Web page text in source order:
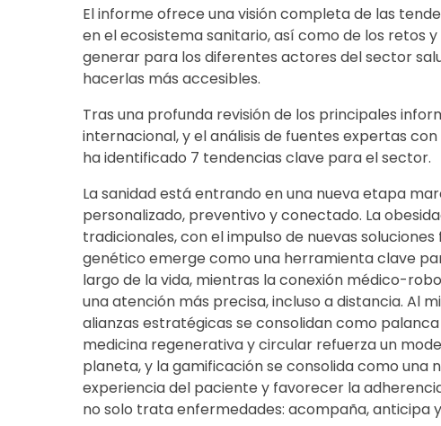
El informe ofrece una visión completa de las
en el ecosistema sanitario, así como de los retos
generar para los diferentes actores del sector
hacerlas más accesibles.
Tras una profunda revisión de los principales
internacional, y el análisis de fuentes expertas
ha identificado 7 tendencias clave para el sector.
La sanidad está entrando en una nueva etapa
personalizado, preventivo y conectado. La
tradicionales, con el impulso de nuevas
genético emerge como una herramienta clave
largo de la vida, mientras la conexión médico-
una atención más precisa, incluso a distancia. Al
alianzas estratégicas se consolidan como
medicina regenerativa y circular refuerza un
planeta, y la gamificación se consolida como una
experiencia del paciente y favorecer la
no solo trata enfermedades: acompaña, anticipa